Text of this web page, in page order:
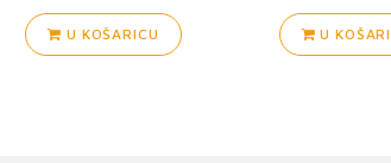
U KOŠARICU U